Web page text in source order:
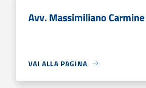
Avv. Massimiliano
VAI ALLA PAGINA